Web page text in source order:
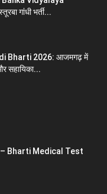
गांधी भर्ती...
Bharti 2026: आजमगढ़ में
सहायिका...
– Bharti Medical Test